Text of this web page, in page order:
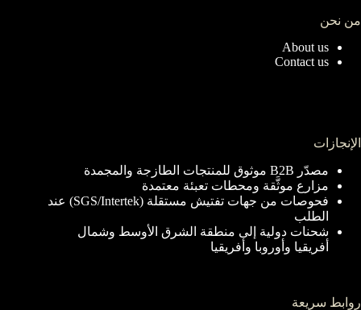
من نحن
About us
Contact us
الإنجازات
مصدّر B2B موثوق للمنتجات الطازجة والمجمدة
مزارع موثَّقة ومحطات تعبئة معتمدة
فحوصات من جهات تفتيش مستقلة (SGS/Intertek) عند
الطلب
شحنات دولية إلى منطقة الشرق الأوسط وشمال
أفريقيا وأوروبا وأفريقيا
روابط سريعة